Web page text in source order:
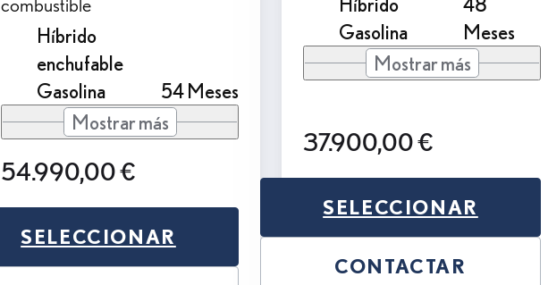
Híbrido
enchufable
Gasolina
54 Meses
Mostrar más
54.990,00 €
SELECCIONAR
Gasolina
Meses
Mostrar más
37.900,00 €
SELECCIONAR
CONTACTAR